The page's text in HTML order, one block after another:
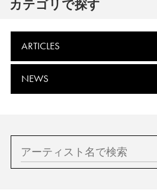
カテゴリで探す
ARTICLES
NEWS